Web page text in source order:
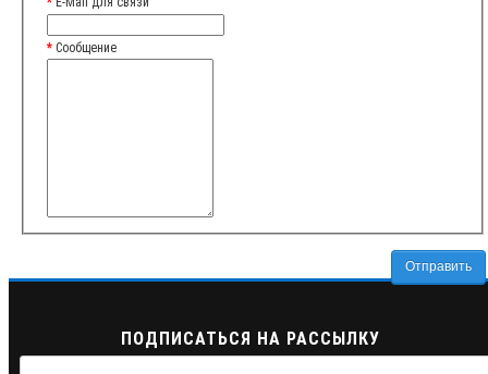
Сообщение
ПОДПИСАТЬСЯ НА РАССЫЛКУ